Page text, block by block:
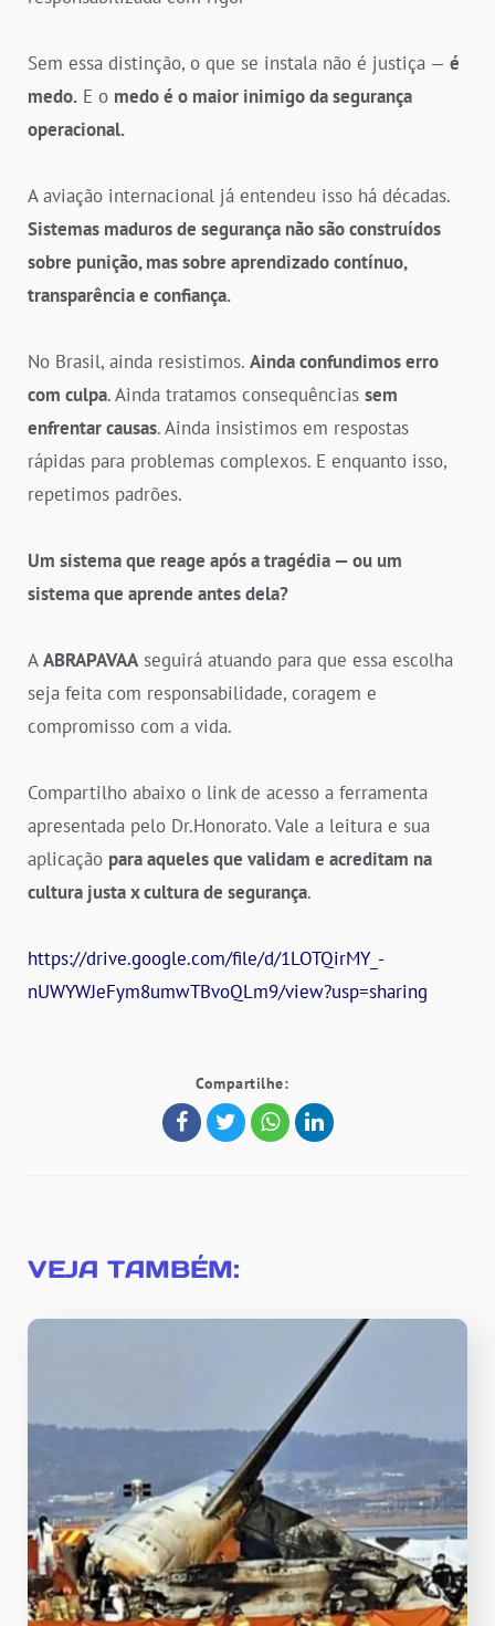
Sem essa distinção, o que se instala não é justiça — é
medo. E o medo é o maior inimigo da segurança
operacional.
A aviação internacional já entendeu isso há décadas.
Sistemas maduros de segurança não são construídos
sobre punição, mas sobre aprendizado contínuo,
transparência e confiança.
No Brasil, ainda resistimos. Ainda confundimos erro
com culpa. Ainda tratamos consequências sem
enfrentar causas. Ainda insistimos em respostas
rápidas para problemas complexos. E enquanto isso,
repetimos padrões.
Um sistema que reage após a tragédia — ou um
sistema que aprende antes dela?
AABRAPAVAA seguirá atuando para que essa escolha
seja feita com responsabilidade, coragem e
compromisso com a vida.
Compartilho abaixo o link de acesso a ferramenta
apresentada pelo Dr.Honorato. Vale a leitura e sua
aplicação para aqueles que validam e acreditam na
cultura justa x cultura de segurança.
https://drive.google.com/file/d/1LOTQirMY_-
nUWYWJeFym8umwTBvoQLm9/view?usp=sharing
Compartilhe:
VEJA TAMBÉM: